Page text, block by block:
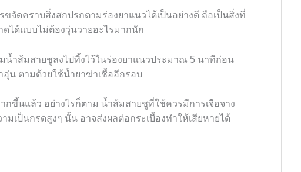
ดคราบสิ่งสกปรกตามร่องยาแนวได้เป็นอย่างดี ถือเป็นสิ่งที่
ได้แบบไม่ต้องวุ่นวายอะไรมากนัก
ำส้มสายชูลงไปทิ้งไว้ในร่องยาแนวประมาณ 5 นาทีก่อน
น ตามด้วยใช้น้ำยาฆ่าเชื้ออีกรอบ
กขึ้นแล้ว อย่างไรก็ตาม น้ำส้มสายชูที่ใช้ควรมีการเจือจาง
เป็นกรดสูงๆ นั้น อาจส่งผลต่อกระเบื้องทำให้เสียหายได้